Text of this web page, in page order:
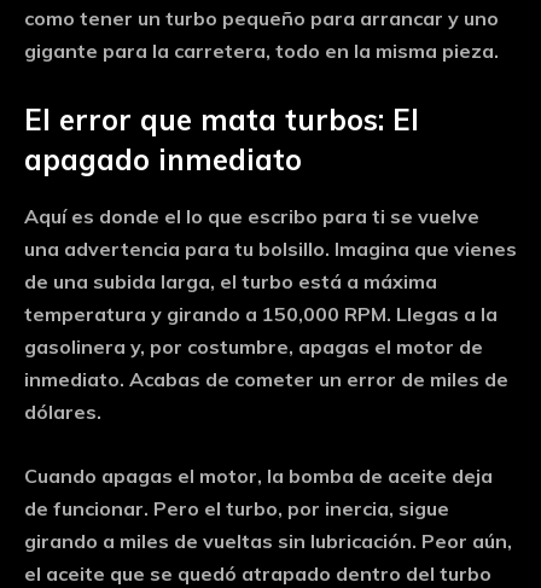
como tener un turbo pequeño para arrancar y uno
gigante para la carretera, todo en la misma pieza.
El error que mata turbos: El
apagado inmediato
Aquí es donde el lo que escribo para ti se vuelve
una advertencia para tu bolsillo. Imagina que vienes
de una subida larga, el turbo está a máxima
temperatura y girando a 150,000 RPM. Llegas a la
gasolinera y, por costumbre, apagas el motor de
inmediato. Acabas de cometer un error de miles de
dólares.
Cuando apagas el motor, la bomba de aceite deja
de funcionar. Pero el turbo, por inercia, sigue
girando a miles de vueltas sin lubricación. Peor aún,
el aceite que se quedó atrapado dentro del turbo